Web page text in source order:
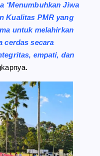
‘Menumbuhkan Jiwa
Kualitas PMR yang
untuk melahirkan
cerdas secara
empati, dan